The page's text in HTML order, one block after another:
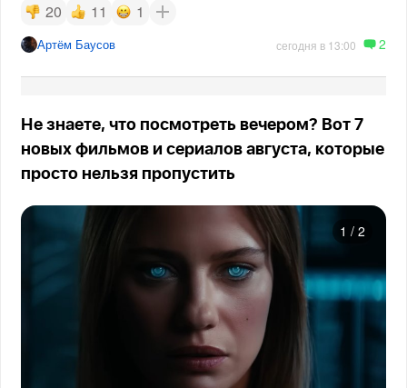
20 11 1
Артём Баусов сегодня в 13:00 2
Не знаете, что посмотреть вечером? Вот 7
новых фильмов и сериалов августа, которые
просто нельзя пропустить
1 / 2